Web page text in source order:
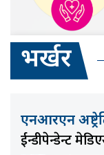
भर्खर
एनआरएन
ईन्डीपेन्डेन्ट